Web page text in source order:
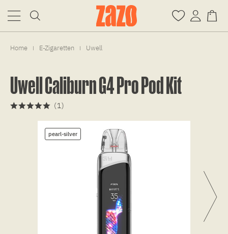
Home | E-Zigaretten | Uwell
Uwell Caliburn G4 Pro Pod Kit
(1 )
pearl-silver